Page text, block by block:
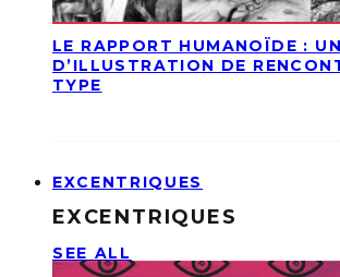
LE RAPPORT HUMANOÏDE :
D’ILLUSTRATION DE
TYPE
EXCENTRIQUES
EXCENTRIQUES
SEE ALL